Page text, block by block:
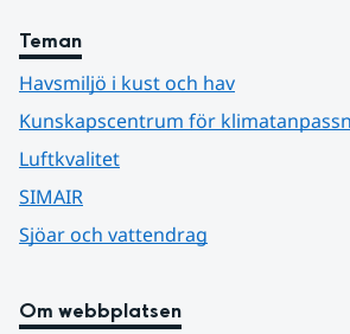
Teman
Havsmiljö i kust och hav
Kunskapscentrum för
Luftkvalitet
SIMAIR
Sjöar och vattendrag
Om webbplatsen